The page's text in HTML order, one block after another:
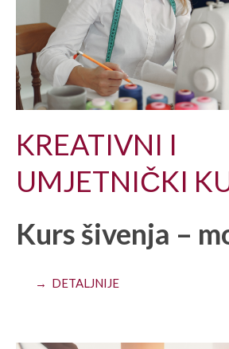
KREATIVNI I
UMJETNIČKI
Kurs šivenja –
→ DETALJNIJE